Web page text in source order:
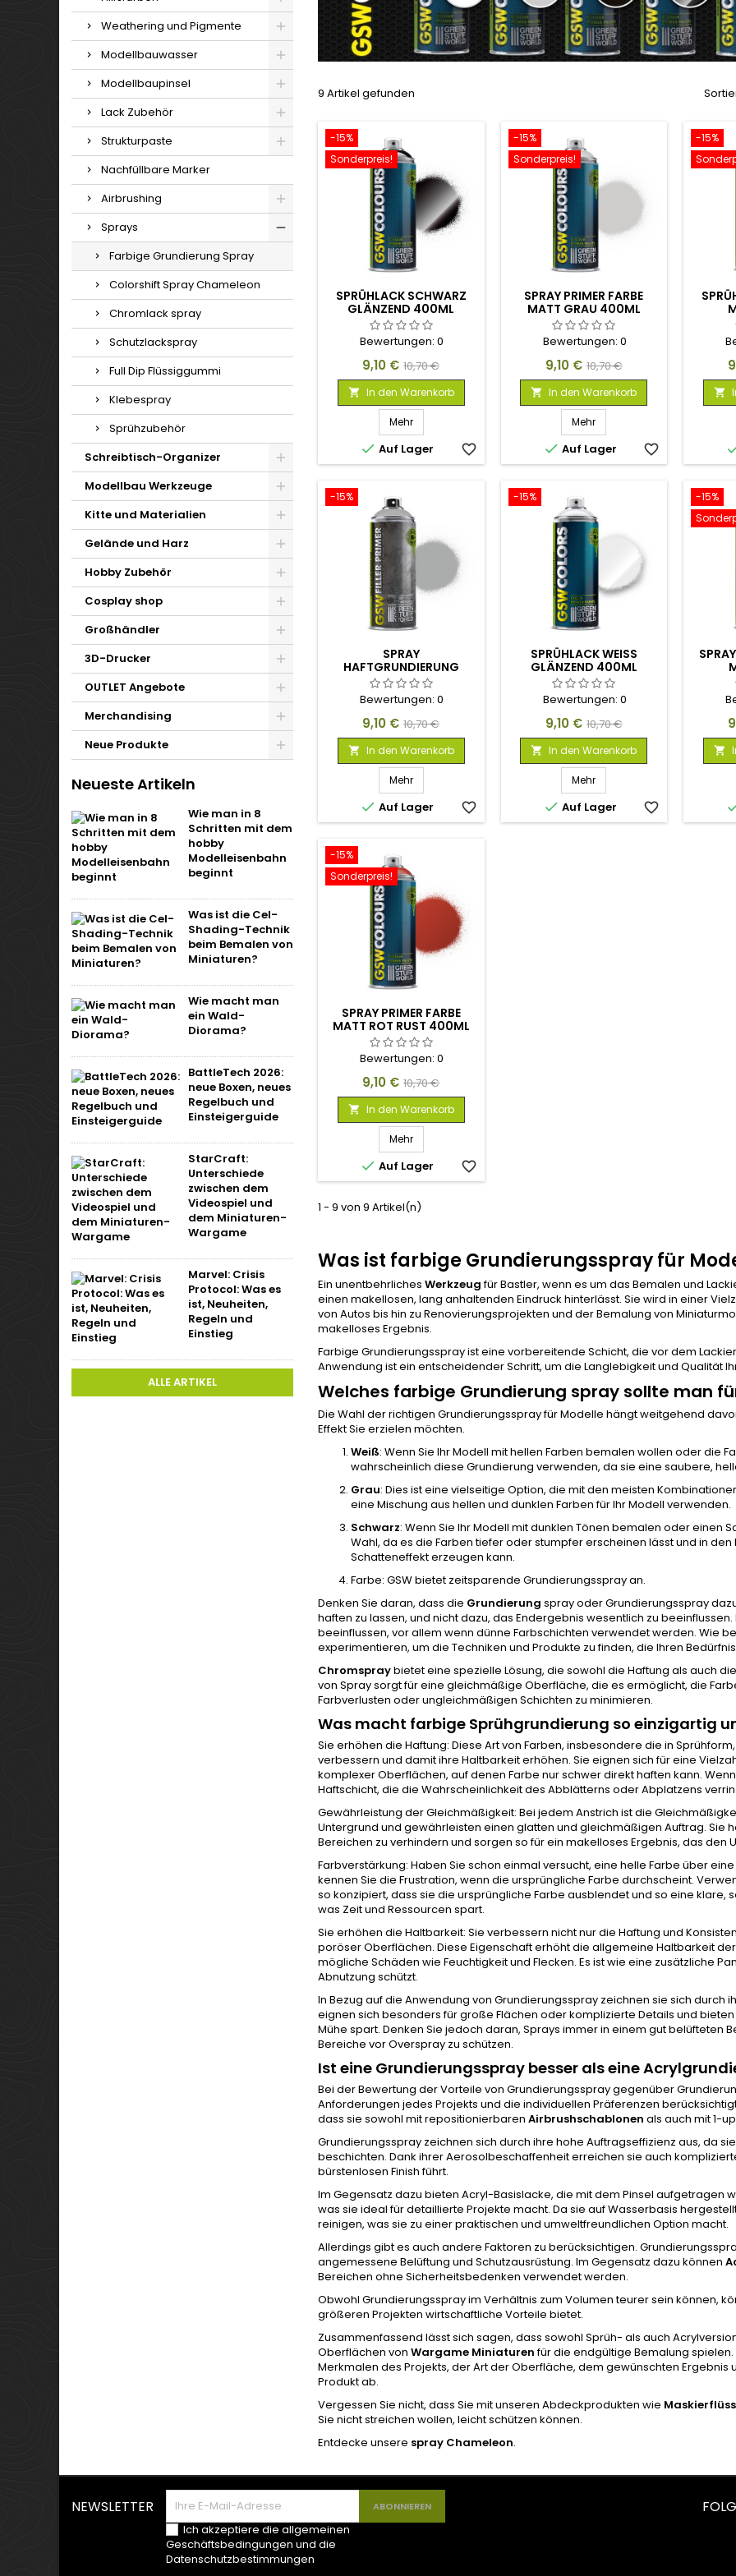
Weathering und Pigmente
Modellbauwasser
Modellbaupinsel
Lack Zubehör
Strukturpaste
Nachfüllbare Marker
Airbrushing
Sprays
Farbige Grundierung Spray
Colorshift Spray Chameleon
Chromlack spray
Schutzlackspray
Full Dip Flüssiggummi
Klebespray
Sprühzubehör
Schreibtisch-Organizer
Modellbau Werkzeuge
Kitte und Materialien
Gelände und Harz
Hobby Zubehör
Cosplay shop
Großhändler
3D-Drucker
OUTLET Angebote
Merchandising
Neue Produkte
Neueste Artikeln
Wie man in 8
Schritten mit dem
hobby
Modelleisenbahn
beginnt
Was ist die Cel-
Shading-Technik
beim Bemalen von
Miniaturen?
Wie macht man
ein Wald-
Diorama?
BattleTech 2026:
neue Boxen, neues
Regelbuch und
Einsteigerguide
StarCraft:
Unterschiede
zwischen dem
Videospiel und
dem Miniaturen-
Wargame
Marvel: Crisis
Protocol: Was es
ist, Neuheiten,
Regeln und
Einstieg
ALLE ARTIKEL
9 Artikel gefunden
-15%
Sonderpreis!
SPRÜHLACK SCHWARZ
GLÄNZEND 400ML
Bewertungen:0
Preis
9,10 € Verkaufspreis
10,70 €
 In den Warenkorb
Mehr
 Auf Lager favorite_border
-15%
Sonderpreis!
SPRAY PRIMER FARBE
MATT GRAU 400ML
Bewertungen: 0
Preis
9,10 € Verkaufspreis
10,70 €
 In den Warenkorb
Mehr
 Auf Lager favorite_border
-15%

-15%
SPRAY
HAFTGRUNDIERUNG
400ML
Bewertungen:0
Preis
9,10 € Verkaufspreis
10,70 €
 In den Warenkorb
Mehr
 Auf Lager favorite_border
-15%
SPRÜHLACK WEISS G
LÄNZEND 400ML
Bewertungen: 0
Preis
9,10 € Verkaufspreis
10,70 €
 In den Warenkorb
Mehr
 Auf Lager favorite_border
-15%

-15%
Sonderpreis!
SPRAY PRIMER FARBE
MATT ROT RUST 400ML
Bewertungen:0
Preis
9,10 € Verkaufspreis
10,70 €
 In den Warenkorb
Mehr
 Auf Lager favorite_border
1 - 9 von 9 Artikel(n)
Was ist farbige Grundierungsspray für
Ein unentbehrliches Werkzeug für Bastler, wenn es um das Bemalen und
einen makellosen, lang anhaltenden Eindruck hinterlässt. Sie wird in einer
von Autos bis hin zu Renovierungsprojekten und der Bemalung von
makelloses Ergebnis.
Farbige Grundierungsspray ist eine vorbereitende Schicht, die vor dem
Anwendung ist ein entscheidender Schritt, um die Langlebigkeit und Qualität
Welches farbige Grundierung spray sollte man
Die Wahl der richtigen Grundierungsspray für Modelle hängt weitgehend
Effekt Sie erzielen möchten.
Weiß: Wenn Sie Ihr Modell mit hellen Farben bemalen wollen oder die
wahrscheinlich diese Grundierung verwenden, da sie eine saubere,
Grau: Dies ist eine vielseitige Option, die mit den meisten
eine Mischung aus hellen und dunklen Farben für Ihr Modell verwenden.
Schwarz: Wenn Sie Ihr Modell mit dunklen Tönen bemalen oder einen
Wahl, da es die Farben tiefer oder stumpfer erscheinen lässt und in
Schatteneffekt erzeugen kann.
Farbe: GSW bietet zeitsparende Grundierungsspray an.
Denken Sie daran, dass die Grundierung spray oder Grundierungsspray
haften zu lassen, und nicht dazu, das Endergebnis wesentlich zu
beeinflussen, vor allem wenn dünne Farbschichten verwendet werden. Wie
experimentieren, um die Techniken und Produkte zu finden, die Ihren
Chromspraybietet eine spezielle Lösung, die sowohl die Haftung als auch
von Spray sorgt für eine gleichmäßige Oberfläche, die es ermöglicht, die
Farbverlusten oder ungleichmäßigen Schichten zu minimieren.
Was macht farbige Sprühgrundierung so einzigartig
Sie erhöhen die Haftung: Diese Art von Farben, insbesondere die in
verbessern und damit ihre Haltbarkeit erhöhen. Sie eignen sich für eine
komplexer Oberflächen, auf denen Farbe nur schwer direkt haften kann.
Haftschicht, die die Wahrscheinlichkeit des Abblätterns oder Abplatzens
Gewährleistung der Gleichmäßigkeit: Bei jedem Anstrich ist die
Untergrund und gewährleisten einen glatten und gleichmäßigen Auftrag. Sie
Bereichen zu verhindern und sorgen so für ein makelloses Ergebnis, das den
Farbverstärkung: Haben Sie schon einmal versucht, eine helle Farbe über
kennen Sie die Frustration, wenn die ursprüngliche Farbe durchscheint.
so konzipiert, dass sie die ursprüngliche Farbe ausblendet und so eine klare,
was Zeit und Ressourcen spart.
Sie erhöhen die Haltbarkeit: Sie verbessern nicht nur die Haftung und
poröser Oberflächen. Diese Eigenschaft erhöht die allgemeine Haltbarkeit
mögliche Schäden wie Feuchtigkeit und Flecken. Es ist wie eine zusätzliche
Abnutzung schützt.
In Bezug auf die Anwendung von Grundierungsspray zeichnen sie sich durch
eignen sich besonders für große Flächen oder komplizierte Details und
Mühe spart. Denken Sie jedoch daran, Sprays immer in einem gut belüfteten
Bereiche vor Overspray zu schützen.
Ist eine Grundierungsspray besser als eine
Bei der Bewertung der Vorteile von Grundierungsspray gegenüber
Anforderungen jedes Projekts und die individuellen Präferenzen
dass sie sowohl mit repositionierbaren Airbrushschablonen als auch mit 1-
Grundierungsspray zeichnen sich durch ihre hohe Auftragseffizienz aus, da
beschichten. Dank ihrer Aerosolbeschaffenheit erreichen sie auch
bürstenlosen Finish führt.
Im Gegensatz dazu bieten Acryl-Basislacke, die mit dem Pinsel aufgetragen
was sie ideal für detaillierte Projekte macht. Da sie auf Wasserbasis
reinigen, was sie zu einer praktischen und umweltfreundlichen Option macht.
Allerdings gibt es auch andere Faktoren zu berücksichtigen.
angemessene Belüftung und Schutzausrüstung. Im Gegensatz dazu können
Bereichen ohne Sicherheitsbedenken verwendet werden.
Obwohl Grundierungsspray im Verhältnis zum Volumen teurer sein können,
größeren Projekten wirtschaftliche Vorteile bietet.
Zusammenfassend lässt sich sagen, dass sowohl Sprüh- als auch
Oberflächen von Wargame Miniaturenfür die endgültige Bemalung
Merkmalen des Projekts, der Art der Oberfläche, dem gewünschten
Produkt ab.
Vergessen Sie nicht, dass Sie mit unseren Abdeckprodukten wie
Sie nicht streichen wollen, leicht schützen können.
Entdecke unsere spray Chameleon.
NEWSLETTER
Ich akzeptiere die allgemeinen
Geschäftsbedingungen und die
Datenschutzbestimmungen